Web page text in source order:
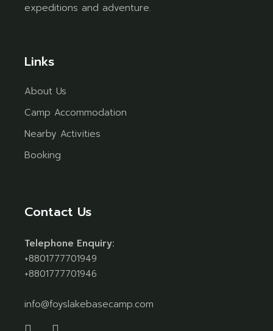
expeditions and adventure.
Links
About Us
Camp Accommodation
Nearby Activities
Booking
Contact Us
Telephone Enquiry:
+8801777701949
+8801777701946
info@foyslakebasecamp.com